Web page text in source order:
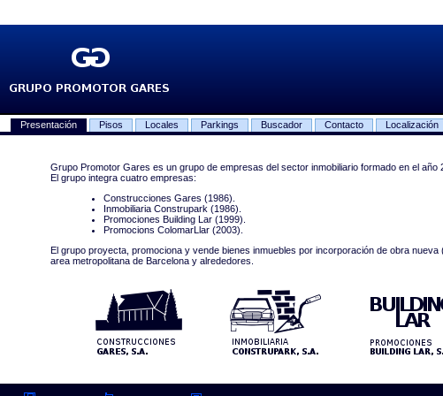
Presentación Pisos Locales Parkings Buscador Contacto Localización
Grupo Promotor Gares es un grupo de empresas del sector inmobiliario formado en el año
El grupo integra cuatro empresas:
Construcciones Gares (1986).
Inmobiliaria Construpark (1986).
Promociones Building Lar (1999).
Promocions ColomarLlar (2003).
El grupo proyecta, promociona y vende bienes inmuebles por incorporación de obra
area metropolitana de Barcelona y alrededores.